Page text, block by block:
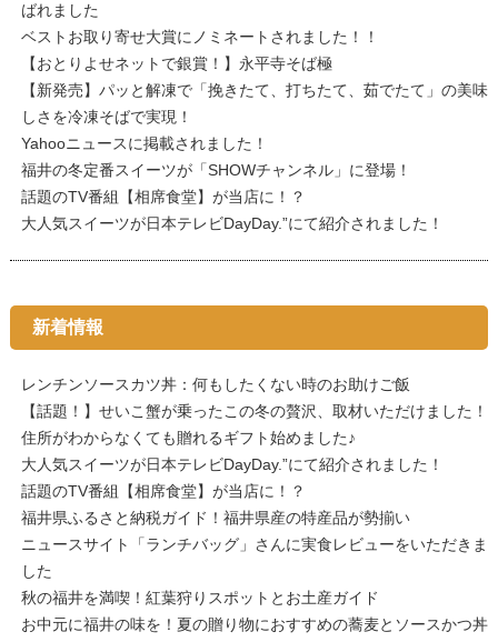
ばれました
ベストお取り寄せ大賞にノミネートされました！！
【おとりよせネットで銀賞！】永平寺そば極
【新発売】パッと解凍で「挽きたて、打ちたて、茹でたて」の美味
しさを冷凍そばで実現！
Yahooニュースに掲載されました！
福井の冬定番スイーツが「SHOWチャンネル」に登場！
話題のTV番組【相席食堂】が当店に！？
大人気スイーツが日本テレビDayDay.”にて紹介されました！
新着情報
レンチンソースカツ丼：何もしたくない時のお助けご飯
【話題！】せいこ蟹が乗ったこの冬の贅沢、取材いただけました！
住所がわからなくても贈れるギフト始めました♪
大人気スイーツが日本テレビDayDay.”にて紹介されました！
話題のTV番組【相席食堂】が当店に！？
福井県ふるさと納税ガイド！福井県産の特産品が勢揃い
ニュースサイト「ランチバッグ」さんに実食レビューをいただきま
した
秋の福井を満喫！紅葉狩りスポットとお土産ガイド
お中元に福井の味を！夏の贈り物におすすめの蕎麦とソースかつ丼